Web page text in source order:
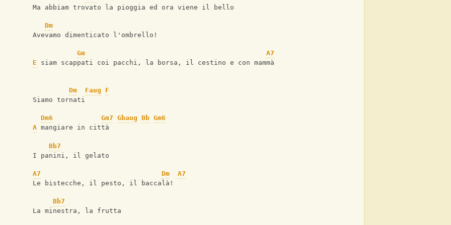
Ma abbiam trovato la pioggia ed ora viene il bello
Dm
Avevamo dimenticato l'ombrello!
Gm A7
E siam scappati coi pacchi, la borsa, il cestino e con mammà
Dm Faug
F
Siamo tornati
Dm6 Gm7 Gbaug Bb Gm6
A mangiare in città
Bb7
I panini, il gelato
A7 Dm
A7
Le bistecche, il pesto, il baccalà!
Bb7
La minestra, la frutta